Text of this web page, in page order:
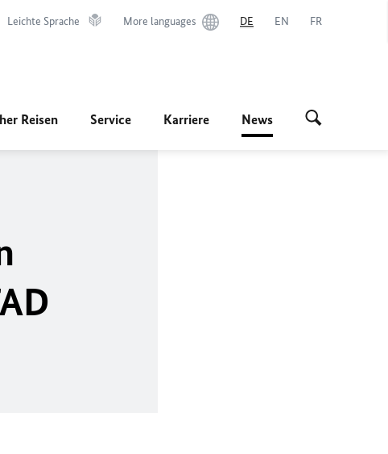
Leichte Sprache More languages DE EN FR
Reisen Service Karriere News